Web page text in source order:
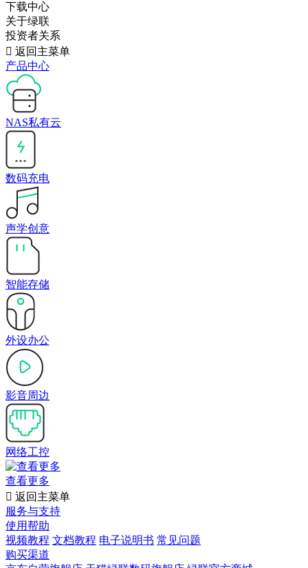
下载中心
关于绿联
投资者关系
 返回主菜单
产品中心
NAS私有云
数码充电
声学创意
智能存储
外设办公
影音周边
网络工控
查看更多
 返回主菜单
服务与支持
使用帮助
视频教程 文档教程 电子说明书 常见问题
购买渠道